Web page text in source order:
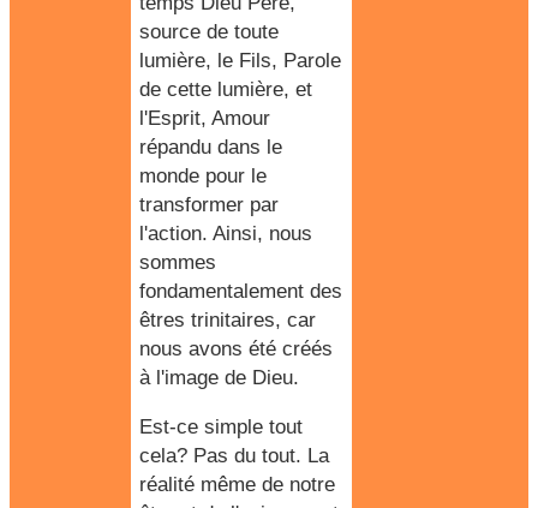
source de toute
lumière, le Fils, Parole
de cette lumière, et
l'Esprit, Amour
répandu dans le
monde pour le
transformer par
l'action. Ainsi, nous
sommes
fondamentalement des
êtres trinitaires, car
nous avons été créés
à l'image de Dieu.
Est-ce simple tout
cela? Pas du tout. La
réalité même de notre